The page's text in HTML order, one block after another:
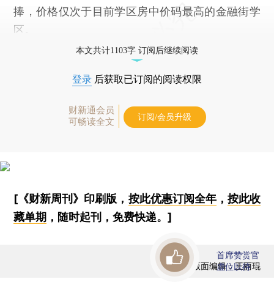
捧，价格仅次于目前学区房中价码最高的金融街学
区。
本文共计1103字 订阅后继续阅读
登录 后获取已订阅的阅读权限
财新通会员
可畅读全文
订阅/会员升级
[《财新周刊》印刷版， 按此优惠订阅全年， 按此收
藏单期 ，随时起刊，免费快递。]
版面编辑：王丽琨
首席赞赏官
虚位以待